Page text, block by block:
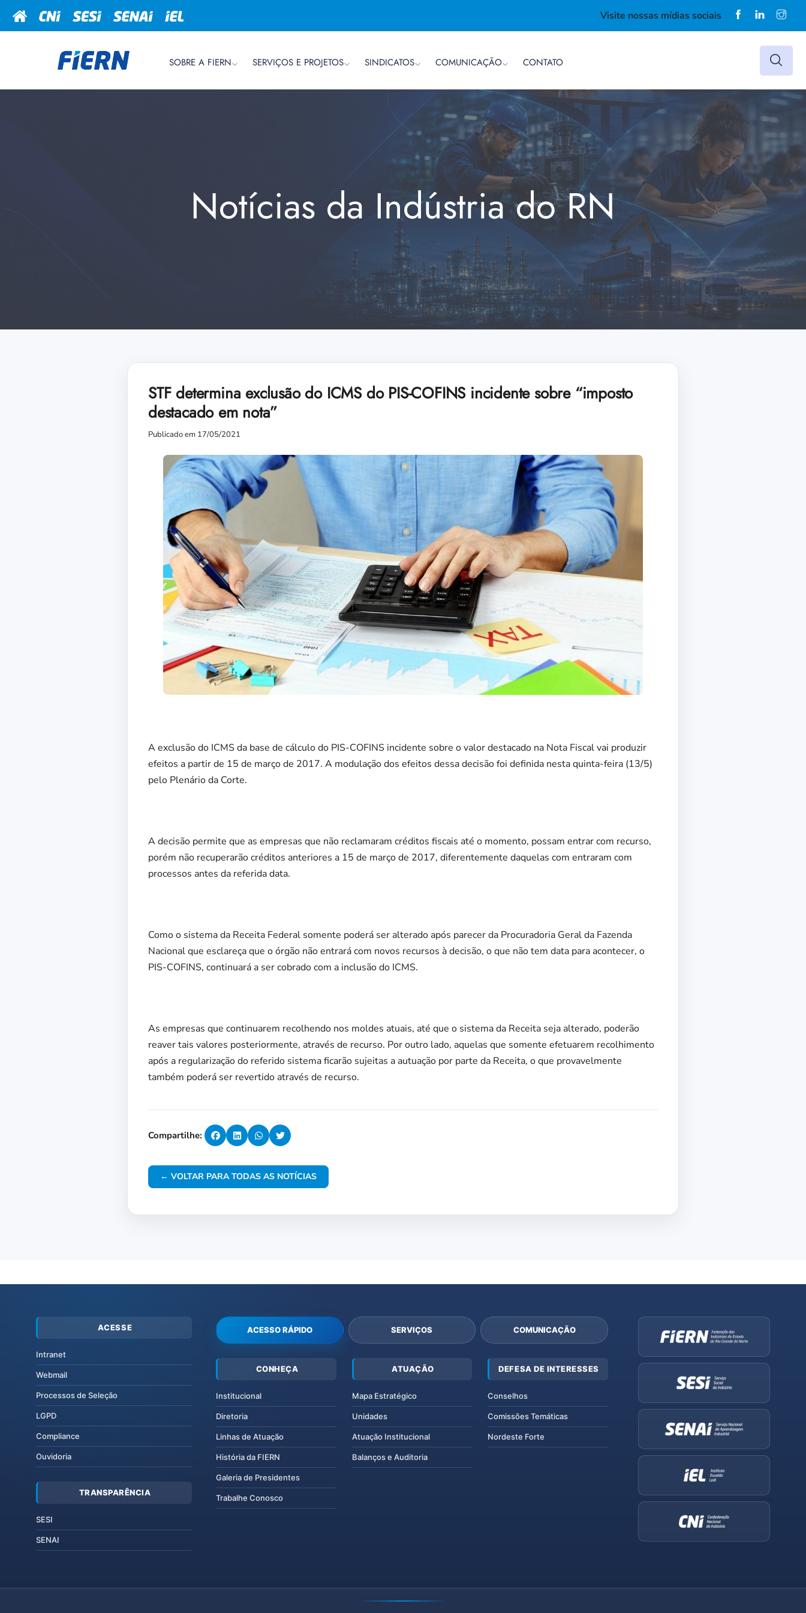
Visite nossas mídias sociais
SOBRE A FIERN SERVIÇOS E PROJETOS SINDICATOS COMUNICAÇÃO CONTATO
Notícias da Indústria do RN
STF determina exclusão do ICMS do PIS-COFINS incidente sobre “imposto
destacado em nota”
Publicado em 17/05/2021
A exclusão do ICMS da base de cálculo do PIS-COFINS incidente sobre o valor destacado na Nota Fiscal vai produzir
efeitos a partir de 15 de março de 2017. A modulação dos efeitos dessa decisão foi definida nesta quinta-feira (13/5)
pelo Plenário da Corte.
A decisão permite que as empresas que não reclamaram créditos fiscais até o momento, possam entrar com recurso,
porém não recuperarão créditos anteriores a 15 de março de 2017, diferentemente daquelas com entraram com
processos antes da referida data.
Como o sistema da Receita Federal somente poderá ser alterado após parecer da Procuradoria Geral da Fazenda
Nacional que esclareça que o órgão não entrará com novos recursos à decisão, o que não tem data para acontecer, o
PIS-COFINS, continuará a ser cobrado com a inclusão do ICMS.
As empresas que continuarem recolhendo nos moldes atuais, até que o sistema da Receita seja alterado, poderão
reaver tais valores posteriormente, através de recurso. Por outro lado, aquelas que somente efetuarem recolhimento
após a regularização do referido sistema ficarão sujeitas a autuação por parte da Receita, o que provavelmente
também poderá ser revertido através de recurso.
Compartilhe:
← VOLTAR PARA TODAS AS NOTÍCIAS
ACESSE
Intranet
Webmail
Processos de Seleção
LGPD
Compliance
Ouvidoria
TRANSPARÊNCIA
SESI
SENAI
ACESSO RÁPIDO SERVIÇOS COMUNICAÇÃO
CONHEÇA
Institucional
Diretoria
Linhas de Atuação
História da FIERN
Galeria de Presidentes
Trabalhe Conosco
ATUAÇÃO
Mapa Estratégico
Unidades
Atuação Institucional
Balanços e Auditoria
DEFESA DE INTERESSES
Conselhos
Comissões Temáticas
Nordeste Forte